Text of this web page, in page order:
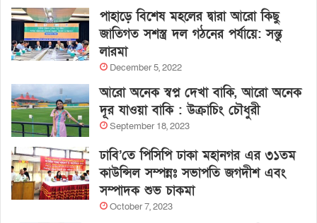
পাহাড়ে বিশেষ মহলের দ্বারা আরো কিছু
জাতিগত সশস্ত্র দল গঠনের পর্যায়ে: সন্তু
লারমা
December 5, 2022
আরো অনেক স্বপ্ন দেখা বাকি, আরো অনেক
দূর যাওয়া বাকি : উক্রাচিং চৌধুরী
September 18, 2023
ঢাবি’তে পিসিপি ঢাকা মহানগর এর ৩১তম
কাউন্সিল সম্পন্নঃ সভাপতি জগদীশ এবং
সম্পাদক শুভ চাকমা
October 7, 2023